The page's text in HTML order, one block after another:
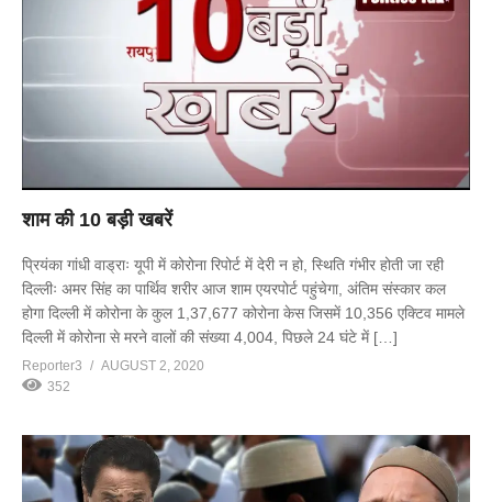
शाम की 10 बड़ी खबरें
प्रियंका गांधी वाड्राः यूपी में कोरोना रिपोर्ट में देरी न हो, स्थिति गंभीर होती जा रही
दिल्लीः अमर सिंह का पार्थिव शरीर आज शाम एयरपोर्ट पहुंचेगा, अंतिम संस्कार कल
होगा दिल्ली में कोरोना के कुल 1,37,677 कोरोना केस जिसमें 10,356 एक्टिव मामले
दिल्ली में कोरोना से मरने वालों की संख्या 4,004, पिछले 24 घंटे में […]
Reporter3
AUGUST 2, 2020
352